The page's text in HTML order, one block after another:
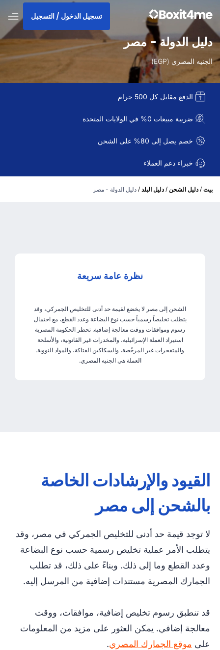
تسجيل الدخول / التسجيل
دليل الدولة - مصر
الجنيه المصري (EGP)
الدفع مقابل كل 500 جرام
ضريبة مبيعات 0% في الولايات المتحدة
خصم يصل إلى 80% على الشحن
خبراء دعم العملاء
بيت / دليل الشحن / دليل البلد / دليل الدولة - مصر
نظرة عامة سريعة
الشحن إلى مصر لا يخضع لقيمة حد أدنى للتخليص الجمركي، وقد
يتطلب تخليصاً رسمياً حسب نوع البضاعة وعدد القطع، مع احتمال
رسوم وموافقات ووقت معالجة إضافية. تحظر الحكومة المصرية
استيراد العملة الإسرائيلية، والمخدرات غير القانونية، والأسلحة
والمتفجرات غير المرخّصة، والسكاكين الفتاكة، والمواد النووية.
العملة هي الجنيه المصري.
القيود والإرشادات الخاصة
بالشحن إلى مصر
لا توجد قيمة حد أدنى للتخليص الجمركي في مصر، وقد
يتطلب الأمر عملية تخليص رسمية حسب نوع البضاعة
وعدد القطع وما إلى ذلك. وبناءً على ذلك، قد تطلب
الجمارك المصرية مستندات إضافية من المرسل إليه.
قد تنطبق رسوم تخليص إضافية، موافقات، ووقت
معالجة إضافي. يمكن العثور على مزيد من المعلومات
على موقع الجمارك المصري.